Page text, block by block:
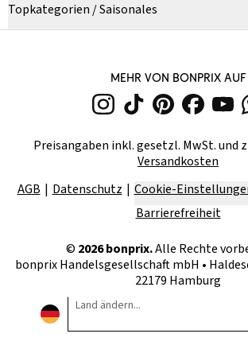
Topkategorien / Saisonales
MEHR VON BONPRIX AUF
Preisangaben inkl. gesetzl. MwSt. und
Versandkosten
AGB
Datenschutz Cookie-
Barrierefreiheit
© 2026bonprix.Alle Rechte
bonprix Handelsgesellschaft mbH •
22179 Hamburg
Land ändern...